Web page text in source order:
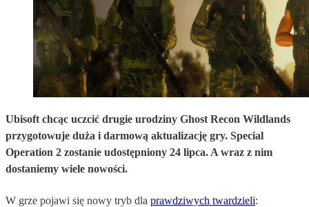
Ubisoft chcąc uczcić drugie urodziny Ghost Recon Wildlands
przygotowuje duża i darmową aktualizację gry. Special
Operation 2 zostanie udostępniony 24 lipca. A wraz z nim
dostaniemy wiele nowości.
W grze pojawi się nowy tryb dla prawdziwych twardzieli: